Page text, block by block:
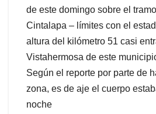
de este domingo sobre el
Cintalapa – límites con el
altura del kilómetro 51 casi
Vistahermosa de este
Según el reporte por parte de
zona, es de aje el cuerpo
noche